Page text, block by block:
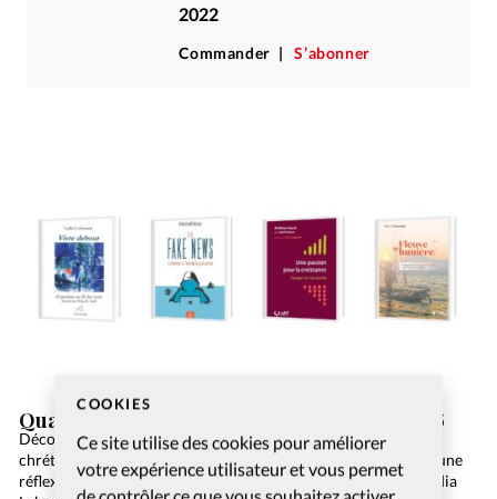
COOKIES
Ce site utilise des cookies pour améliorer
votre expérience utilisateur et vous permet
2022
Commander S’abonner
Quatre lectures à découvrir lors de l’été 2026
Découvrez quatre ouvrages pour les amateurs de littérature
chrétienne: un recueil de poèmes, un guide sur les fake news, une
réflexion sur la croissance et un témoignage. Vivre debout, Lydia